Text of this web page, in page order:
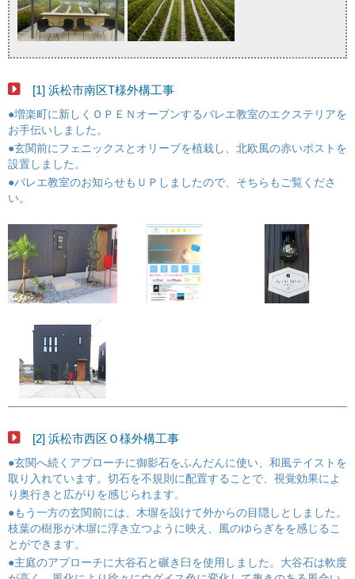
[1] 浜松市南区T様外構工事
●増楽町に新しくＯＰＥＮオープンするバレエ教室のエクステリアを
お手伝いしました。
●玄関前にフェニックスとオリーブを植栽し、北欧風の赤いポストを
設置しました。
●バレエ教室のお知らせもＵＰしましたので、そちらもご覧くださ
い。
[2] 浜松市西区Ｏ様外構工事
●玄関へ続くアプローチに御影石をふんだんに使い、和風テイストを
取り入れています。切石を不規則に配置することで、視覚効果によ
り奥行きと広がりを感じられます。
●もう一方の玄関前には、木塀を設けて外からの目隠しとしました。
枝葉の樹形が木塀に浮き立つように映え、風のゆらぎをを感じるこ
とができます。
●主庭のアプローチに大谷石と碾き臼を使用しました。大谷石は軟度